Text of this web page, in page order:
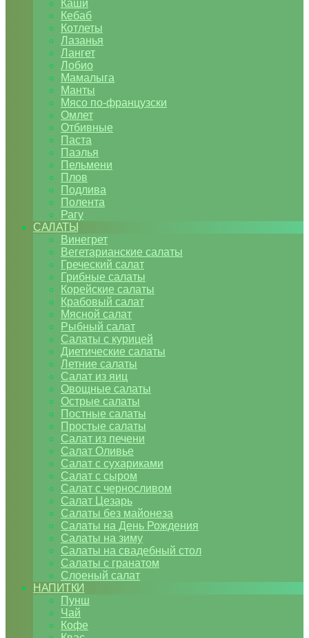
Каши
Кебаб
Котлеты
Лазанья
Лангет
Лобио
Мамалыга
Манты
Мясо по-французски
Омлет
Отбивные
Паста
Паэлья
Пельмени
Плов
Подлива
Полента
Рагу
САЛАТЫ
Винегрет
Вегетарианские салаты
Греческий салат
Грибные салаты
Корейские салаты
Крабовый салат
Мясной салат
Рыбный салат
Салаты с курицей
Диетические салаты
Летние салаты
Салат из яиц
Овощные салаты
Острые салаты
Постные салаты
Простые салаты
Салат из печени
Салат Оливье
Салат с сухариками
Салат с сыром
Салат с черносливом
Салат Цезарь
Салаты без майонеза
Салаты на День Рождения
Салаты на зиму
Салаты на свадебный стол
Салаты с гранатом
Слоеный салат
НАПИТКИ
Пунш
Чай
Кофе